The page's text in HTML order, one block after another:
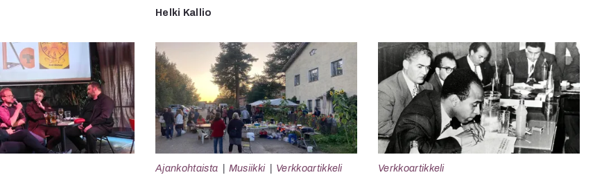
Helki Kallio
Ajankohtaista Musiikki Verkkoartikkeli Verkkoartikkeli